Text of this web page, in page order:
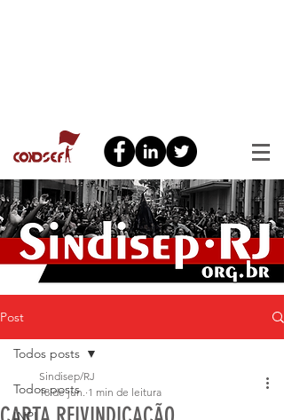
Post
Todos posts
INPI
Todos posts
Sindisep/RJ
18 de jun. 1 min de leitura